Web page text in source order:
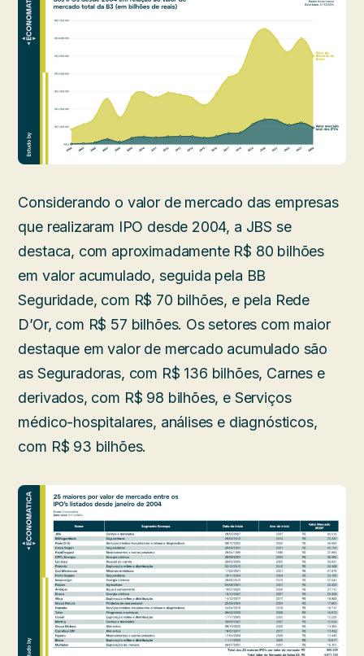
Considerando o valor de mercado das empresas
que realizaram IPO desde 2004, a JBS se
destaca, com aproximadamente R$ 80 bilhões
em valor acumulado, seguida pela BB
Seguridade, com R$ 70 bilhões, e pela Rede
D’Or, com R$ 57 bilhões. Os setores com maior
destaque em valor de mercado acumulado são
as Seguradoras, com R$ 136 bilhões, Carnes e
derivados, com R$ 98 bilhões, e Serviços
médico-hospitalares, análises e diagnósticos,
com R$ 93 bilhões.